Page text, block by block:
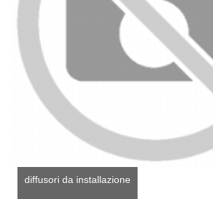
diffusori da installazione